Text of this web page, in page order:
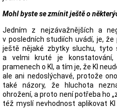
Mohl byste se zmínit ještě o
Jedním z nejzávažnějších a
v posledních studiích uvádí, je,
ještě nějaké zbytky sluchu, tyto
a velmi kruté je
pramenech o KI, a tím je, že KI
ale ani nedoslýchavé, protože
také názory, že hluchota
ohrožení, a proto není potřeba ho
též myslí nevhodnost aplikovat